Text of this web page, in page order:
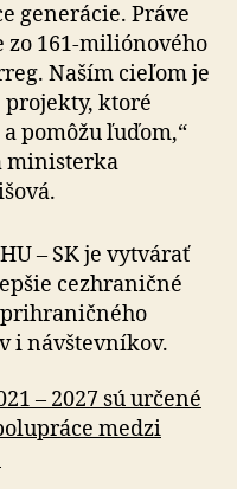
generácie. Práve
zo 161-miliónového
Naším cieľom je
ktoré
pomôžu ľuďom,“
ministerka
– SK je vytvárať
cezhraničné
i návštevníkov.
– 2027 sú určené
medzi